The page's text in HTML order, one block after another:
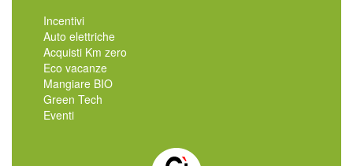
Incentivi
Auto elettriche
Acquisti Km zero
Eco vacanze
Mangiare BIO
Green Tech
Eventi